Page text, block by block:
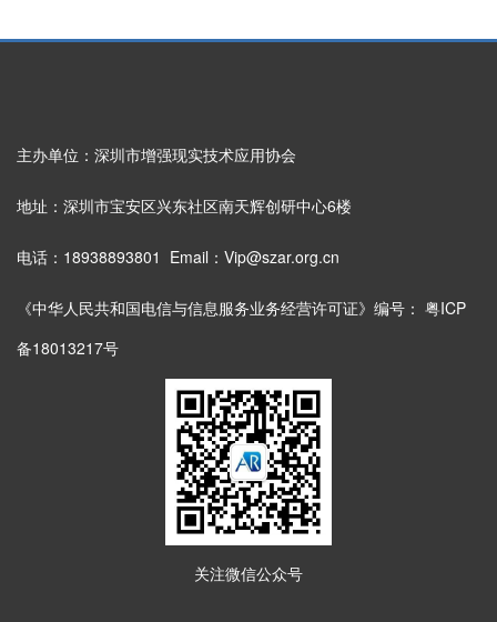
主办单位：深圳市增强现实技术应用协会
地址：深圳市宝安区兴东社区南天辉创研中心6楼
电话：18938893801 Email：Vip@szar.org.cn
《中华人民共和国电信与信息服务业务经营许可证》编号： 粤ICP
备18013217号
关注微信公众号